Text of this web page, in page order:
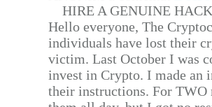
HIRE A GENUINE
Hello everyone, The
individuals have lost their
victim. Last October I was
invest in Crypto. I made
their instructions. For TWO